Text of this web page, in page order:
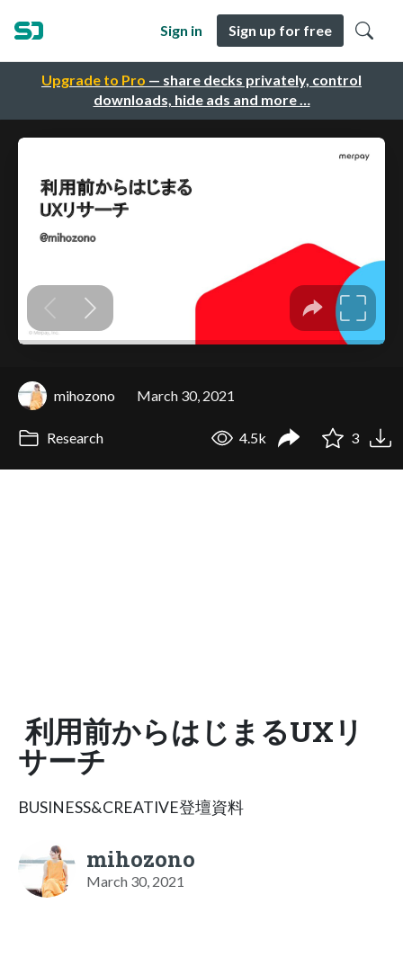
Upgrade to Pro — share decks privately, control
downloads, hide ads and more …
Sign in Sign up for free
mihozono March 30, 2021
Research 4.5k 3
利用前からはじまるUXリ
サーチ
BUSINESS&CREATIVE登壇資料
mihozono
March 30, 2021